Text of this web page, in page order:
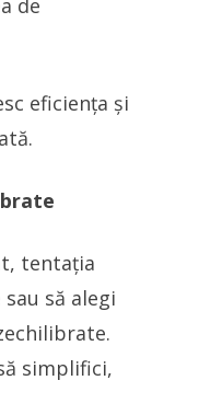
de
eficiența și
tentația
să alegi
simplifici,